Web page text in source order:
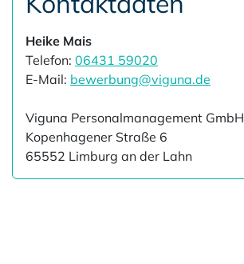
Heike Mais
Telefon: 06431 59020
E-Mail: bewerbung@viguna.de
Viguna Personalmanagement GmbH
Kopenhagener Straße 6
65552 Limburg an der Lahn